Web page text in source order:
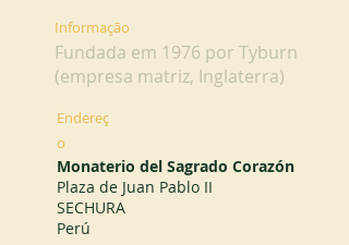
Informação
Fundada em 1976 por Tyburn
(empresa matriz, Inglaterra)
Endereç
o
Monaterio del Sagrado Corazón
Plaza de Juan Pablo II
SECHURA
Perú